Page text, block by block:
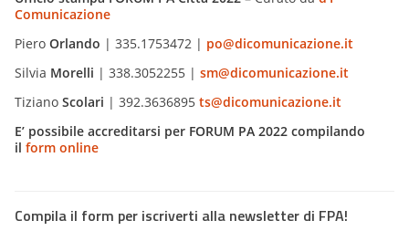
Comunicazione
Piero Orlando | 335.1753472 | po@dicomunicazione.it
Silvia Morelli | 338.3052255 | sm@dicomunicazione.it
Tiziano Scolari | 392.3636895 ts@dicomunicazione.it
E’ possibile accreditarsi per FORUM PA 2022 compilando
il form online
Compila il form per iscriverti alla newsletter di FPA!